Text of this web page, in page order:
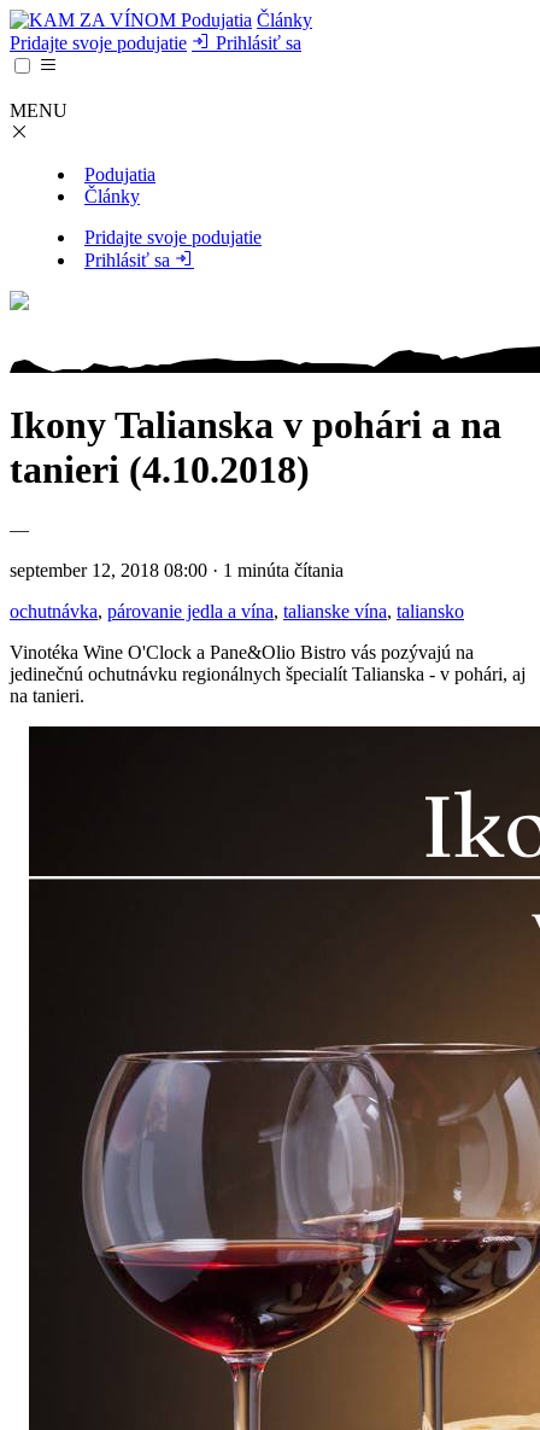
Podujatia Články
Pridajte svoje podujatie
Prihlásiť sa
MENU
Podujatia
Články
Pridajte svoje podujatie
Prihlásiť sa
Ikony Talianska v pohári a na
tanieri (4.10.2018)
—
september 12, 2018 08:00 · 1 minúta čítania
ochutnávka, párovanie jedla a vína, talianske vína, taliansko
Vinotéka Wine O'Clock a Pane&Olio Bistro vás pozývajú na
jedinečnú ochutnávku regionálnych špecialít Talianska - v pohári, aj
na tanieri.